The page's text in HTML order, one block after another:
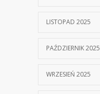
LISTOPAD 2025
PAŹDZIERNIK 2025
WRZESIEŃ 2025